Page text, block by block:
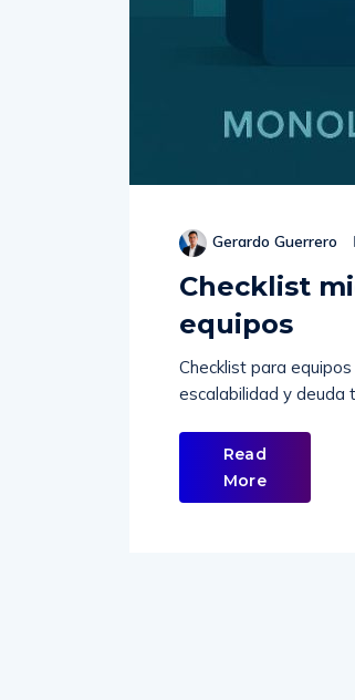
Gerardo Guerrero
Checklist
equipos
Checklist para
escalabilidad y deuda
Read
More